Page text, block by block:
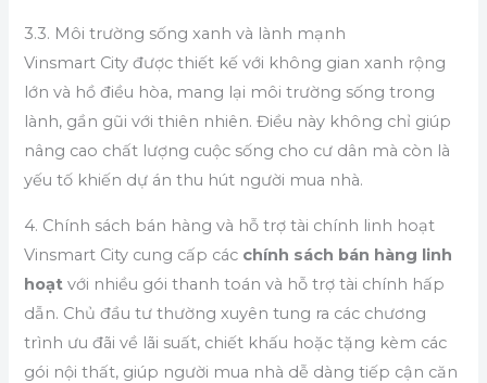
3.3. Môi trường sống xanh và lành mạnh
Vinsmart City được thiết kế với không gian xanh rộng
lớn và hồ điều hòa, mang lại môi trường sống trong
lành, gần gũi với thiên nhiên. Điều này không chỉ giúp
nâng cao chất lượng cuộc sống cho cư dân mà còn là
yếu tố khiến dự án thu hút người mua nhà.
4. Chính sách bán hàng và hỗ trợ tài chính linh hoạt
Vinsmart City cung cấp các chính sách bán hàng linh
hoạt với nhiều gói thanh toán và hỗ trợ tài chính hấp
dẫn. Chủ đầu tư thường xuyên tung ra các chương
trình ưu đãi về lãi suất, chiết khấu hoặc tặng kèm các
gói nội thất, giúp người mua nhà dễ dàng tiếp cận căn